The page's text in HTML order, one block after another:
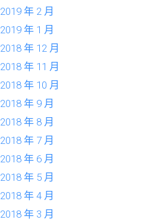
2019 年 2 月
2019 年 1 月
2018 年 12 月
2018 年 11 月
2018 年 10 月
2018 年 9 月
2018 年 8 月
2018 年 7 月
2018 年 6 月
2018 年 5 月
2018 年 4 月
2018 年 3 月